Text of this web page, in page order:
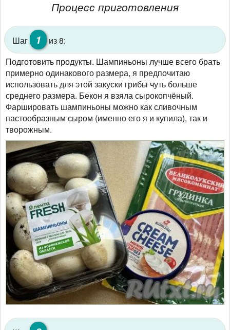
Процесс приготовления
Шаг 1 из 8:
Подготовить продукты. Шампиньоны лучше всего брать
примерно одинакового размера, я предпочитаю
использовать для этой закуски грибы чуть больше
среднего размера. Бекон я взяла сырокопчёный.
Фаршировать шампиньоны можно как сливочным
пастообразным сыром (именно его я и купила), так и
творожным.